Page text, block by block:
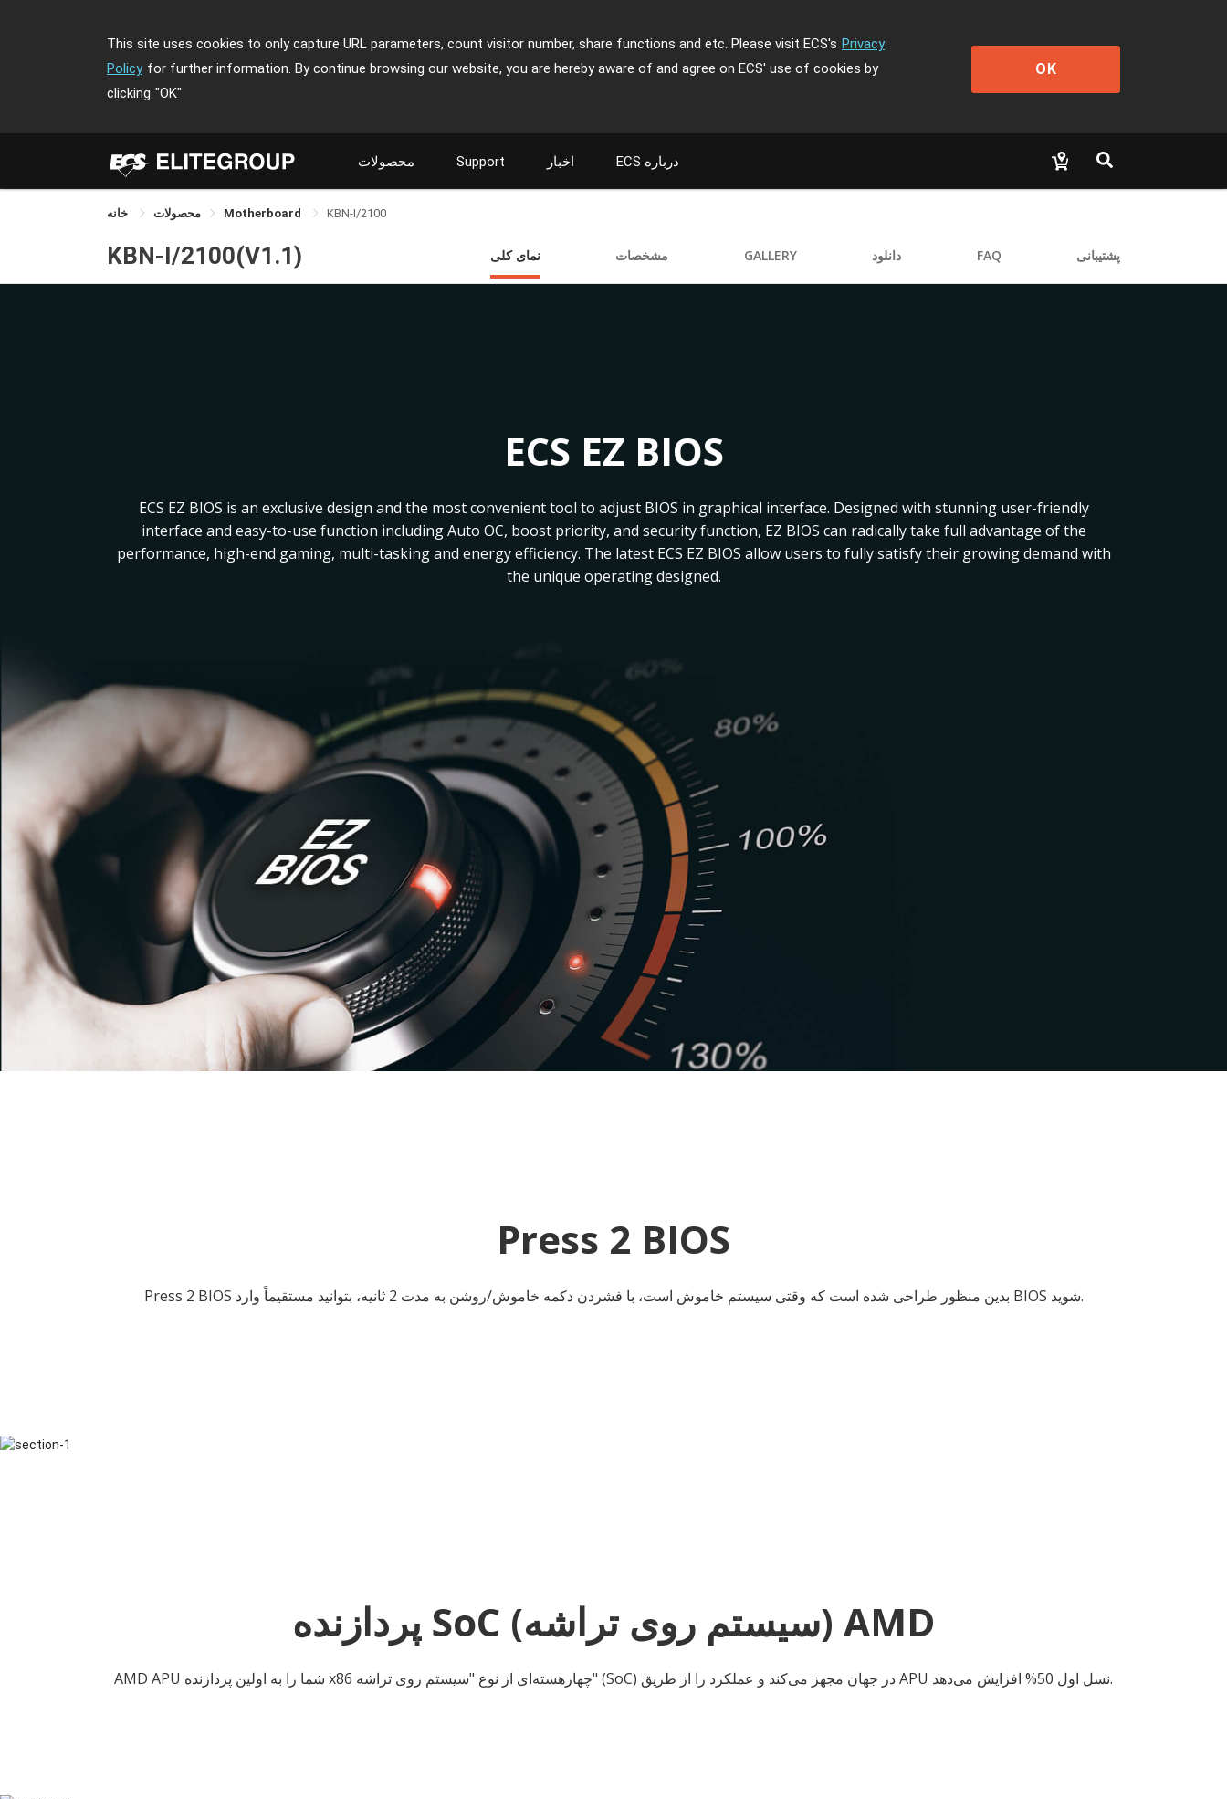
This site uses cookies to only capture URL parameters, count visitor number, share functions and etc. Please visit ECS's Privacy
Policy for further information. By continue browsing our website, you are hereby aware of and agree on ECS' use of cookies by
clicking "OK"
OK
محصولات Support اخبار ECS درباره
محصولات Motherboard KBN-I/2100
KBN-I/2100(V1.1) نمای کلی مشخصات GALLERY دانلود FAQ پشتیبانی
ECS EZ BIOS
ECS EZ BIOS is an exclusive design and the most convenient tool to adjust BIOS in graphical interface. Designed with stunning user-friendly
interface and easy-to-use function including Auto OC, boost priority, and security function, EZ BIOS can radically take full advantage of the
performance, high-end gaming, multi-tasking and energy efficiency. The latest ECS EZ BIOS allow users to fully satisfy their growing demand with
the unique operating designed.
Press 2 BIOS
Press 2 BIOS بدین منظور طراحی شده است که وقتی سیستم خاموش است، با فشردن دکمه خاموش/روشن به مدت 2 ثانیه، بتوانید مستقیماً وارد BIOS شوید.
پردازنده SoC (سیستم روی تراشه) AMD
AMD APU شما را به اولین پردازنده x86 چهارهسته‌ای از نوع "سیستم روی تراشه" (SoC) در جهان مجهز می‌کند و عملکرد را از طریق APU نسل اول 50% افزایش می‌دهد.